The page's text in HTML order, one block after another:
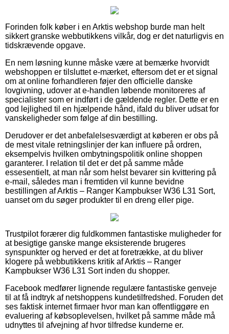
Forinden folk køber i en Arktis webshop burde man helt
sikkert granske webbutikkens vilkår, dog er det naturligvis en
tidskrævende opgave.
En nem løsning kunne måske være at bemærke hvorvidt
webshoppen er tilsluttet e-mærket, eftersom det er et signal
om at online forhandleren føjer den officielle danske
lovgivning, udover at e-handlen løbende monitoreres af
specialister som er indført i de gældende regler. Dette er en
god lejlighed til en hjælpende hånd, ifald du bliver udsat for
vanskeligheder som følge af din bestilling.
Derudover er det anbefalelsesværdigt at køberen er obs på
de mest vitale retningslinjer der kan influere på ordren,
eksempelvis hvilken ombytningspolitik online shoppen
garanterer. I relation til det er det på samme måde
essesentielt, at man når som helst bevarer sin kvittering på
e-mail, således man i fremtiden vil kunne bevidne
bestillingen af Arktis – Ranger Kampbukser W36 L31 Sort,
uanset om du søger produkter til en dreng eller pige.
Trustpilot forærer dig fuldkommen fantastiske muligheder for
at besigtige ganske mange eksisterende brugeres
synspunkter og herved er det at foretrække, at du bliver
klogere på webbutikkens kritik af Arktis – Ranger
Kampbukser W36 L31 Sort inden du shopper.
Facebook medfører lignende regulære fantastiske genveje
til at få indtryk af netshoppens kundetilfredshed. Foruden det
ses faktisk internet firmaer hvor man kan offentliggøre en
evaluering af købsoplevelsen, hvilket på samme måde må
udnyttes til afvejning af hvor tilfredse kunderne er.